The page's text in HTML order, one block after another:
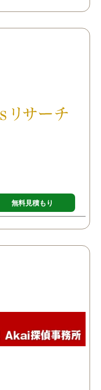
った。痴呆症が進み被害
だ。普段は普通なのに夜
無料見積もり